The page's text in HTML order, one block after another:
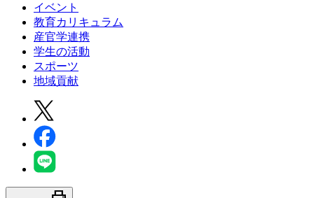
イベント
教育カリキュラム
産官学連携
学生の活動
スポーツ
地域貢献